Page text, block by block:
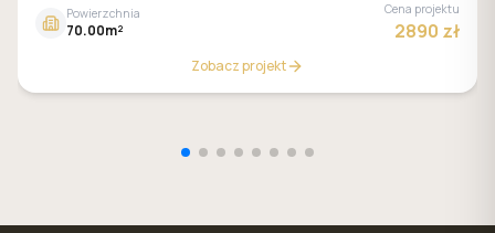
Powierzchnia
70.00m²
Cena projektu
2890 zł
Zobacz projekt